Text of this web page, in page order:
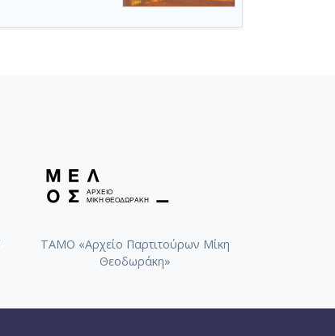
ΤΑΜΟ «Αρχείο Παρτιτούρων Μίκη
Θεοδωράκη»